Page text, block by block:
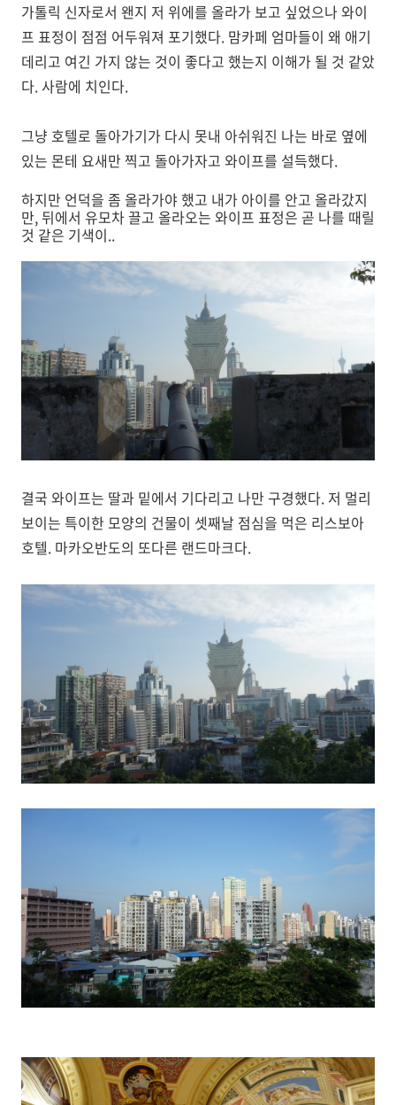
가톨릭 신자로서 왠지 저 위에를 올라가 보고 싶었으나 와이
프 표정이 점점 어두워져 포기했다. 맘카페 엄마들이 왜 애기
데리고 여긴 가지 않는 것이 좋다고 했는지 이해가 될 것 같았
다. 사람에 치인다.
그냥 호텔로 돌아가기가 다시 못내 아쉬워진 나는 바로 옆에
있는 몬테 요새만 찍고 돌아가자고 와이프를 설득했다.
하지만 언덕을 좀 올라가야 했고 내가 아이를 안고 올라갔지
만, 뒤에서 유모차 끌고 올라오는 와이프 표정은 곧 나를 때릴
것 같은 기색이..
결국 와이프는 딸과 밑에서 기다리고 나만 구경했다. 저 멀리
보이는 특이한 모양의 건물이 셋째날 점심을 먹은 리스보아
호텔. 마카오반도의 또다른 랜드마크다.